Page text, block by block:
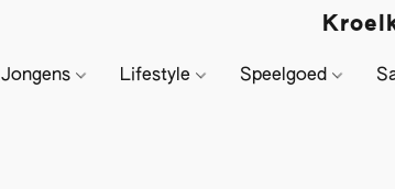
Jongens Lifestyle Speelgoed